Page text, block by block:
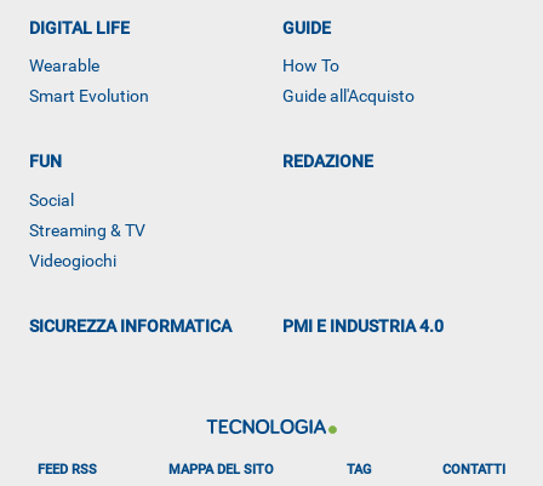
ALTRO
DIGITAL LIFE
Wearable
Smart Evolution
GUIDE
How To
Guide all'Acquisto
FUN
Social
Streaming & TV
Videogiochi
REDAZIONE
SICUREZZA INFORMATICA PMI E INDUSTRIA 4.0
FEED RSS MAPPA DEL SITO TAG CONTATTI